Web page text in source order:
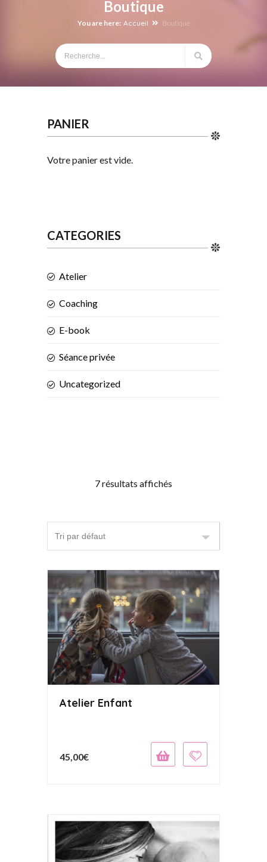
Boutique
You are here: Accueil Boutique
PANIER
Votre panier est vide.
CATEGORIES
Atelier
Coaching
E-book
Séance privée
Uncategorized
7 résultats affichés
Atelier Enfant
45,00€